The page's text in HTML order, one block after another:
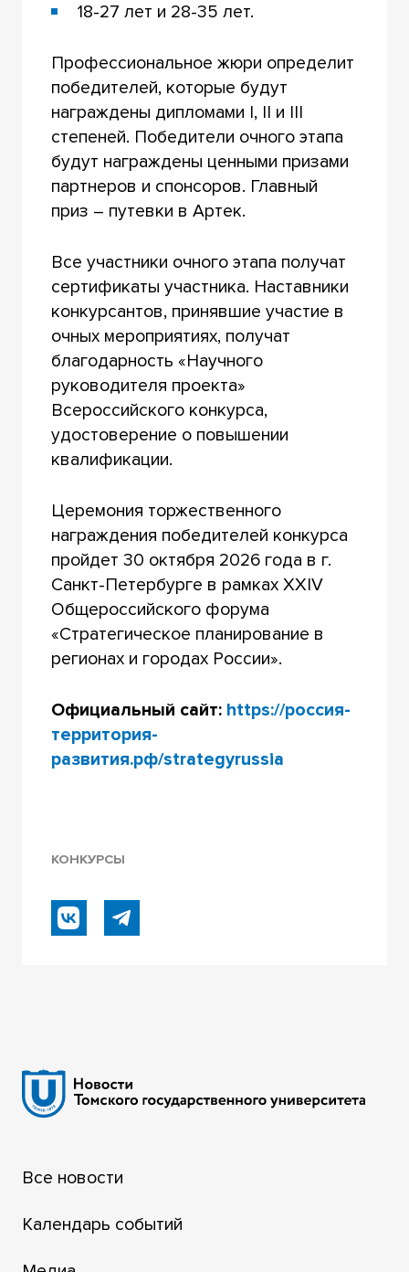
18-27 лет и 28-35 лет.
Профессиональное жюри определит
победителей, которые будут
награждены дипломами I, II и III
степеней. Победители очного этапа
будут награждены ценными призами
партнеров и спонсоров. Главный
приз – путевки в Артек.
Все участники очного этапа получат
сертификаты участника. Наставники
конкурсантов, принявшие участие в
очных мероприятиях, получат
благодарность «Научного
руководителя проекта»
Всероссийского конкурса,
удостоверение о повышении
квалификации.
Церемония торжественного
награждения победителей конкурса
пройдет 30 октября 2026 года в г.
Санкт-Петербурге в рамках XXIV
Общероссийского форума
«Стратегическое планирование в
регионах и городах России».
Официальный сайт: https://россия-
территория-
развития.рф/strategyrussia
КОНКУРСЫ
Все новости
Календарь событий